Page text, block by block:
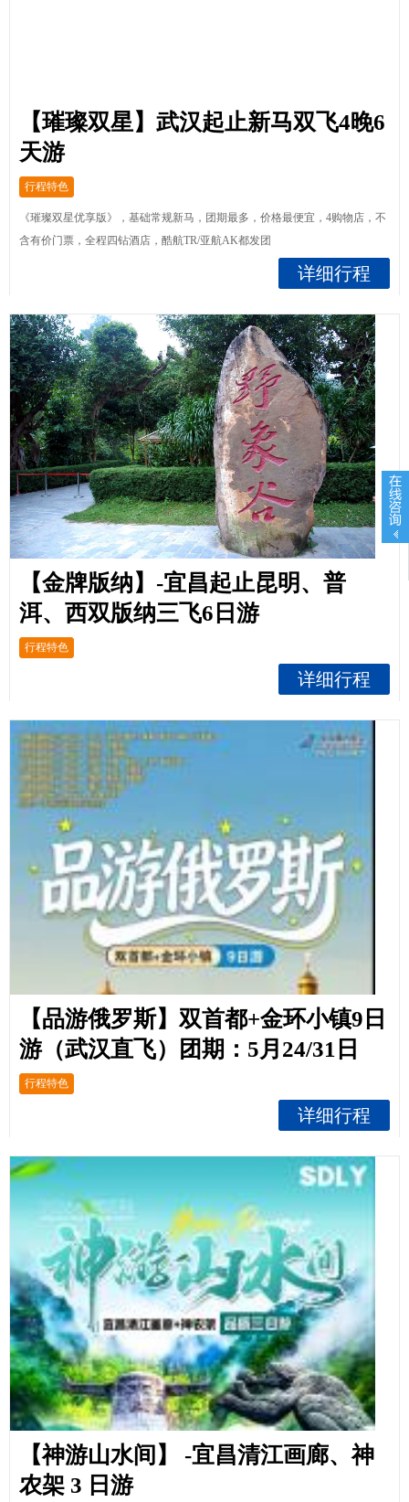
【璀璨双星】武汉起止新马双飞4晚6
天游
行程特色
《璀璨双星优享版》，基础常规新马，团期最多，价格最便宜，4购物店，不
含有价门票，全程四钻酒店，酷航TR/亚航AK都发团
详细行程
【金牌版纳】-宜昌起止昆明、普
洱、西双版纳三飞6日游
行程特色
详细行程
【品游俄罗斯】双首都+金环小镇9日
游（武汉直飞）团期：5月24/31日
行程特色
详细行程
【神游山水间】 -宜昌清江画廊、神
农架 3 日游